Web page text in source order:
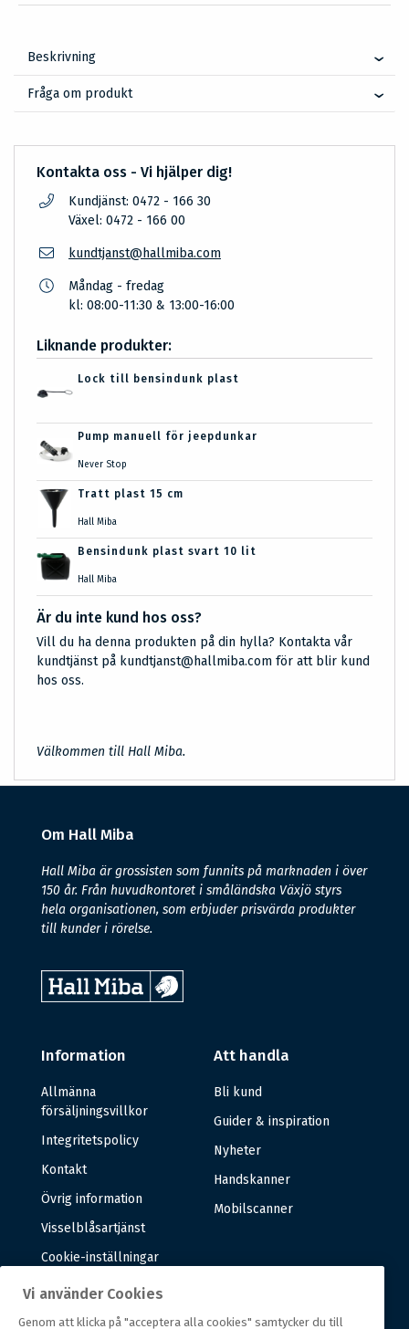
Beskrivning
Fråga om produkt
Kontakta oss - Vi hjälper dig!
Kundjänst: 0472 - 166 30
Växel: 0472 - 166 00
kundtjanst@hallmiba.com
Måndag - fredag
kl: 08:00-11:30 & 13:00-16:00
Liknande produkter:
Lock till bensindunk plast
Pump manuell för jeepdunkar
Never Stop
Tratt plast 15 cm
Hall Miba
Bensindunk plast svart 10 lit
Hall Miba
Är du inte kund hos oss?
Vill du ha denna produkten på din hylla? Kontakta vår
kundtjänst på kundtjanst@hallmiba.com för att blir kund
hos oss.
Välkommen till Hall Miba.
Om Hall Miba
Hall Miba är grossisten som funnits på marknaden i över
150 år. Från huvudkontoret i småländska Växjö styrs
hela organisationen, som erbjuder prisvärda produkter
till kunder i rörelse.
Information
Allmänna
försäljningsvillkor
Integritetspolicy
Kontakt
Övrig information
Visselblåsartjänst
Cookie-inställningar
Att handla
Bli kund
Guider & inspiration
Nyheter
Handskanner
Mobilscanner
Vi använder Cookies
Genom att klicka på "acceptera alla cookies" samtycker du till